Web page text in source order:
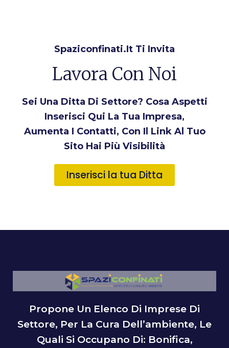
Spaziconfinati.it Ti Invita
Lavora Con Noi
Sei Una Ditta Di Settore? Cosa Aspetti
Inserisci Qui La Tua Impresa,
Aumenta I Contatti, Con Il Link Al Tuo
Sito Hai Più Visibilità
Inserisci la tua Ditta
Propone Un Elenco Di Imprese Di
Settore, Per La Cura Dell’ambiente, Le
Quali Si Occupano Di: Bonifica,